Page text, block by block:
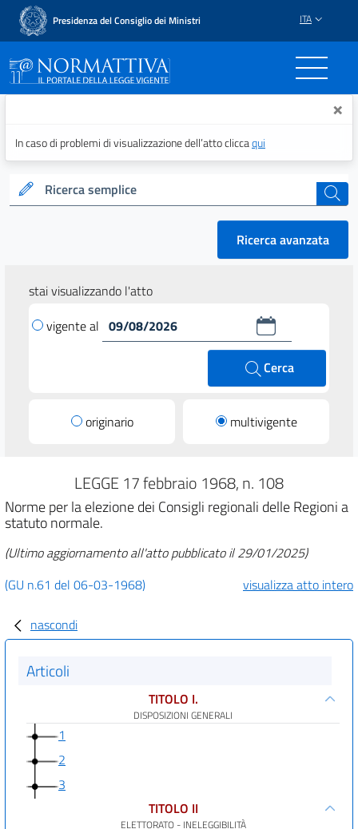
Presidenza del Consiglio dei Ministri ITA
Normattiva - Il portale ×
In caso di problemi di visualizzazione dell’atto cliccaqui
Ricerca semplice cerca
Ricerca avanzata
stai visualizzando l'atto
vigente al
Cerca
originario multivigente
LEGGE 17 febbraio 1968, n. 108
Norme per la elezione dei Consigli regionali delle Regioni a
statuto normale.
(Ultimo aggiornamento all'atto pubblicato il 29/01/2025)
(GU n.61 del 06-03-1968)
visualizza atto intero
nascondi
Articoli
TITOLO I.
DISPOSIZIONI GENERALI
1
2
3
TITOLO II
ELETTORATO - INELEGGIBILITÀ